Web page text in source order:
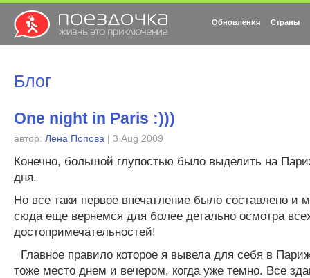
Обновления Страны
Блог
One night in Paris :)))
автор: Лена Попова | 3 Aug 2009
Конечно, большой глупостью было выделить на
дня.
Но все таки первое впечатление было составлено и
сюда еще вернемся для более детально осмотра
достопримечательностей!
Главное правило которое я вывела для себя в
тоже место днем и вечером, когда уже темно. Все